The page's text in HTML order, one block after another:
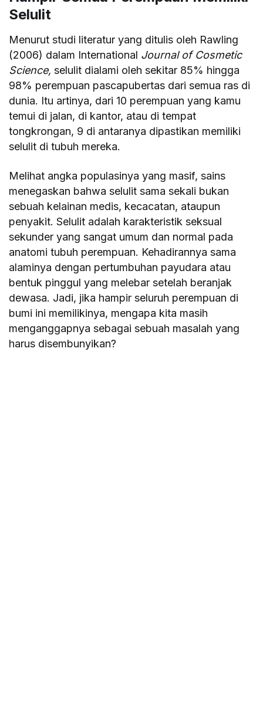
Selulit
Menurut studi literatur yang ditulis oleh Rawling
(2006) dalam International Journal of Cosmetic
Science, selulit dialami oleh sekitar 85% hingga
98% perempuan pascapubertas dari semua ras di
dunia. Itu artinya, dari 10 perempuan yang kamu
temui di jalan, di kantor, atau di tempat
tongkrongan, 9 di antaranya dipastikan memiliki
selulit di tubuh mereka.
Melihat angka populasinya yang masif, sains
menegaskan bahwa selulit sama sekali bukan
sebuah kelainan medis, kecacatan, ataupun
penyakit. Selulit adalah karakteristik seksual
sekunder yang sangat umum dan normal pada
anatomi tubuh perempuan. Kehadirannya sama
alaminya dengan pertumbuhan payudara atau
bentuk pinggul yang melebar setelah beranjak
dewasa. Jadi, jika hampir seluruh perempuan di
bumi ini memilikinya, mengapa kita masih
menganggapnya sebagai sebuah masalah yang
harus disembunyikan?